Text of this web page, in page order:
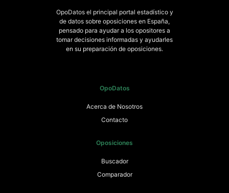
OpoDatos el principal portal estadístico y
de datos sobre oposiciones en España,
pensado para ayudar a los opositores a
tomar decisiones informadas y ayudarles
en su preparación de oposiciones.
OpoDatos
Acerca de Nosotros
Contacto
Oposiciones
Buscador
Comparador